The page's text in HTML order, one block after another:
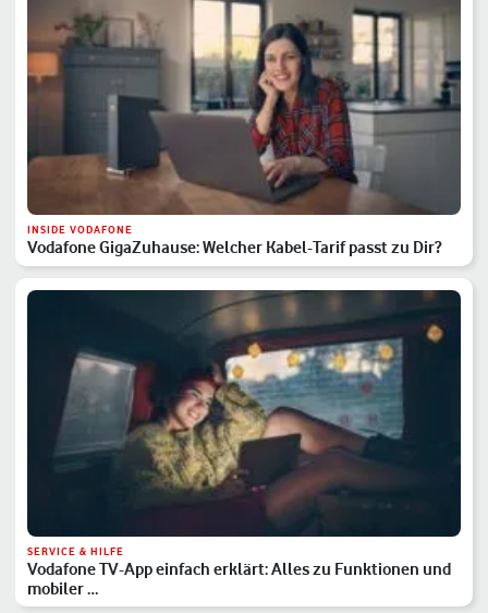
INSIDE VODAFONE
Vodafone GigaZuhause: Welcher Kabel-Tarif passt zu Dir?
SERVICE & HILFE
Vodafone TV-App einfach erklärt: Alles zu Funktionen und
mobiler …